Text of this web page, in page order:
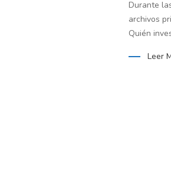
Durante
archivos
Quién
Leer